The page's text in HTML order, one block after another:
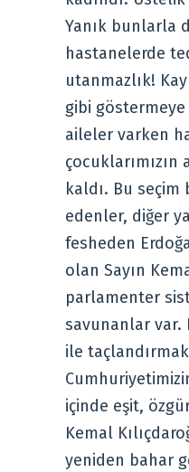
Yanık bunlarla
hastanelerde
utanmazlık!
gibi göstermeye
aileler varken
kaldı. Bu
edenler, diğer
fesheden
olan Sayın
parlamenter
savunanlar var.
ile
içinde eşit,
Kemal
yeniden bahar